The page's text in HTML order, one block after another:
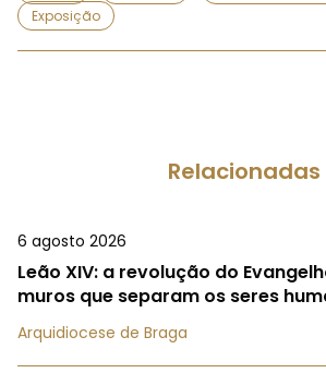
Exposição
Relacionadas
6 agosto 2026
Leão XIV: a revolução do
muros que separam os seres
Arquidiocese de Braga